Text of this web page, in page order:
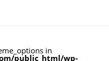
in
public_html/wp-